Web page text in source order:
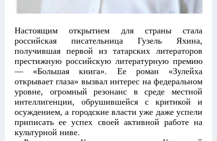
Настоящим открытием для страны стала
российская писательница Гузель Яхина,
получившая первой из татарских литераторов
престижную российскую литературную премию
— «Большая книга». Ее роман «Зулейха
открывает глаза» вызвал интерес на федеральном
уровне, огромный резонанс в среде местной
интеллигенции, обрушившейся с критикой и
осуждением, а городские власти уже даже успели
приписать ее успех своей активной работе на
культурной ниве.